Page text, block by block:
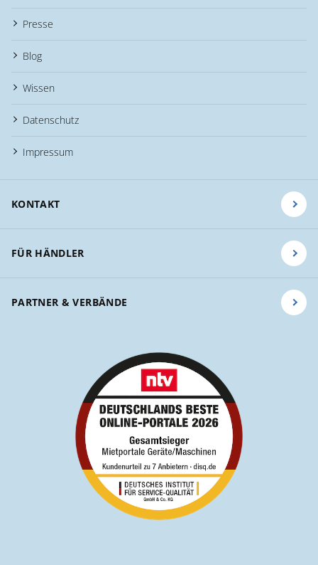
Presse
Blog
Wissen
Datenschutz
Impressum
KONTAKT
FÜR HÄNDLER
PARTNER & VERBÄNDE